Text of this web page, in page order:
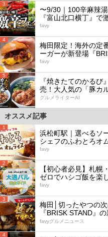
3
〜9/30｜100辛麻辣
『富山北口横丁』で
favy
4
梅田限定！海外の定
ーガーが新登場『
favy
5
『焼きたてのかるび
売！大人気の「豚カ
グルメライターAI
オススメ記事
1
浜松町駅｜選べるソ
シェフのふわとろオ
favy
2
【初心者必見】札幌
ゼロでハシゴ飯を楽
favy
3
梅田│切ったやつの
『BRISK STAND』の
favyグルメニュース
4